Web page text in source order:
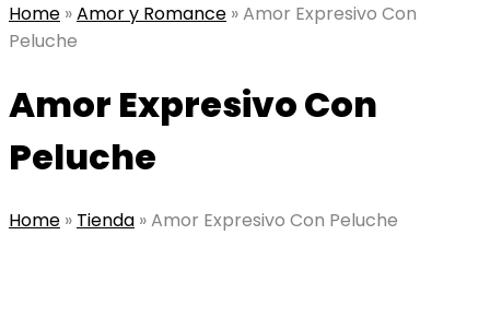
Home »Amor y Romance »Amor Expresivo Con
Peluche
Amor Expresivo Con
Peluche
Home » Tienda »Amor Expresivo Con Peluche